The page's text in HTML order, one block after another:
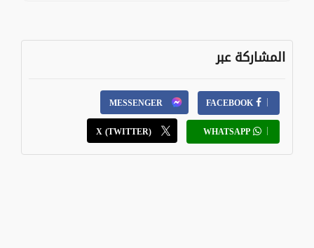
المشاركة عبر
FACEBOOK
MESSENGER
WHATSAPP
X (TWITTER)